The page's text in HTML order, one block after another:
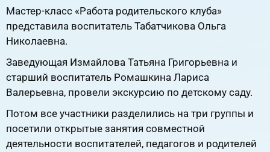
Мастер-класс «Работа родительского клуба»
представила воспитатель Табатчикова Ольга
Николаевна.
Заведующая Измайлова Татьяна Григорьевна и
старший воспитатель Ромашкина Лариса
Валерьевна, провели экскурсию по детскому саду.
Потом все участники разделились на три группы и
посетили открытые занятия совместной
деятельности воспитателей, педагогов и родителей